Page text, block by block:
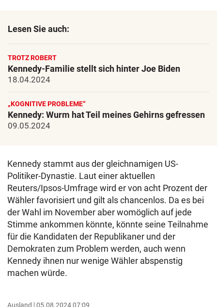
Lesen Sie auch:
TROTZ ROBERT
Kennedy-Familie stellt sich hinter Joe Biden
18.04.2024
„KOGNITIVE PROBLEME“
Kennedy: Wurm hat Teil meines Gehirns gefressen
09.05.2024
Kennedy stammt aus der gleichnamigen US-
Politiker-Dynastie. Laut einer aktuellen
Reuters/Ipsos-Umfrage wird er von acht Prozent der
Wähler favorisiert und gilt als chancenlos. Da es bei
der Wahl im November aber womöglich auf jede
Stimme ankommen könnte, könnte seine Teilnahme
für die Kandidaten der Republikaner und der
Demokraten zum Problem werden, auch wenn
Kennedy ihnen nur wenige Wähler abspenstig
machen würde.
Ausland 05.08.2024 07:09